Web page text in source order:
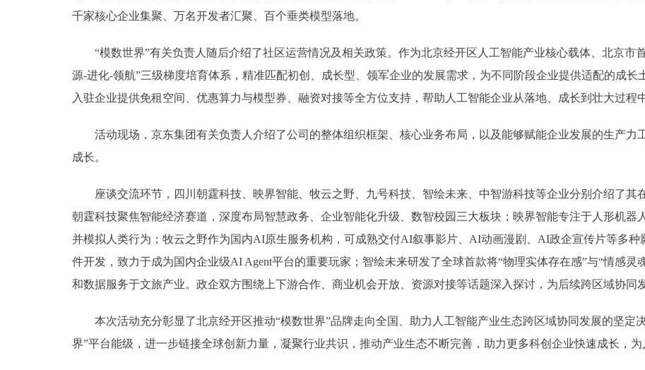
千家核心企业集聚、万名开发者汇聚、百个垂类模型落地。
“模数世界”有关负责人随后介绍了社区运营情况及相关政策。作为北京经开区人工智能产业核心载体、北京市
源-进化-领航”三级梯度培育体系，精准匹配初创、成长型、领军企业的发展需求，为不同阶段企业提供适配的成长
入驻企业提供免租空间、优惠算力与模型券、融资对接等全方位支持，帮助人工智能企业从落地、成长到壮大过程中
活动现场，京东集团有关负责人介绍了公司的整体组织框架、核心业务布局，以及能够赋能企业发展的生产力
成长。
座谈交流环节，四川朝霆科技、映界智能、牧云之野、九号科技、智绘未来、中智游科技等企业分别介绍了其
朝霆科技聚焦智能经济赛道，深度布局智慧政务、企业智能化升级、数智校园三大板块；映界智能专注于人形机器
并模拟人类行为；牧云之野作为国内AI原生服务机构，可成熟交付AI叙事影片、AI动画漫剧、AI政企宣传片等多
件开发，致力于成为国内企业级AI Agent平台的重要玩家；智绘未来研发了全球首款将“物理实体存在感”与“情感
和数据服务于文旅产业。政企双方围绕上下游合作、商业机会开放、资源对接等话题深入探讨，为后续跨区域协同
本次活动充分彰显了北京经开区推动“模数世界”品牌走向全国、助力人工智能产业生态跨区域协同发展的坚定
界”平台能级，进一步链接全球创新力量，凝聚行业共识，推动产业生态不断完善，助力更多科创企业快速成长，为